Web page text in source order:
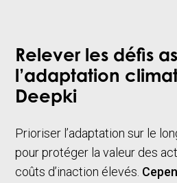
Relever les défis
l’adaptation
Deepki
Prioriser l’adaptation sur le
pour protéger la valeur des
coûts d’inaction élevés.